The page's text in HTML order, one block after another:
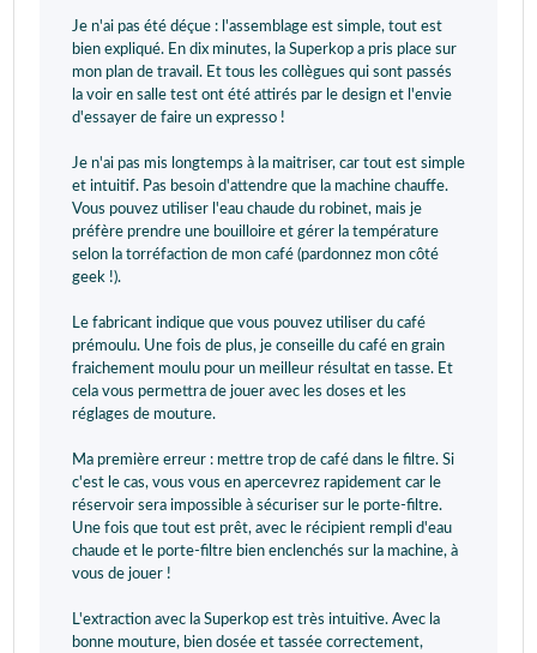
Je n'ai pas été déçue : l'assemblage est simple, tout est
bien expliqué. En dix minutes, la Superkop a pris place sur
mon plan de travail. Et tous les collègues qui sont passés
la voir en salle test ont été attirés par le design et l'envie
d'essayer de faire un expresso !
Je n'ai pas mis longtemps à la maitriser, car tout est simple
et intuitif. Pas besoin d'attendre que la machine chauffe.
Vous pouvez utiliser l'eau chaude du robinet, mais je
préfère prendre une bouilloire et gérer la température
selon la torréfaction de mon café (pardonnez mon côté
geek !).
Le fabricant indique que vous pouvez utiliser du café
prémoulu. Une fois de plus, je conseille du café en grain
fraichement moulu pour un meilleur résultat en tasse. Et
cela vous permettra de jouer avec les doses et les
réglages de mouture.
Ma première erreur : mettre trop de café dans le filtre. Si
c'est le cas, vous vous en apercevrez rapidement car le
réservoir sera impossible à sécuriser sur le porte-filtre.
Une fois que tout est prêt, avec le récipient rempli d'eau
chaude et le porte-filtre bien enclenchés sur la machine, à
vous de jouer !
L'extraction avec la Superkop est très intuitive. Avec la
bonne mouture, bien dosée et tassée correctement,